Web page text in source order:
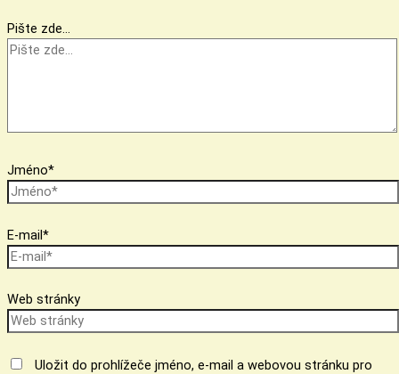
Pište zde…
Jméno*
E-mail*
Web stránky
Uložit do prohlížeče jméno, e-mail a webovou stránku pro